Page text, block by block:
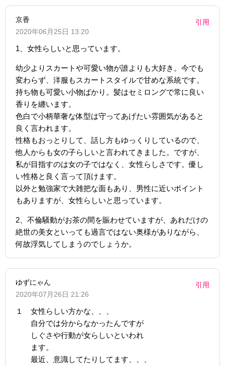
京香
2020年06月25日 13:20
引用
1、女性らしいと思っています。
幼少よりスカートや可愛い物が誰よりも大好き。今でも
変わらず、洋服もスカートスタイルで甘めな系統です。
持ち物も可愛い小物ばかり。髪はセミロングで常に良い
香りを纏います。
色白で小柄華奢な体型は守ってあげたい雰囲気があると
良く言われます。
性格もおっとりして、話し方もゆっくりしているので、
他人からも女の子らしいと言われてきました。ですが、
私が目指すのは女の子ではなく、女性らしさです。優し
い性格と良く言って頂けます。
以外と勉強家で大雑把な面もあり、男性に近いポイント
もありますが、女性らしいと思っています。
2、不倫騒動がお茶の間を賑わせていますが、あれだけの
絶世の美女といっても過言ではない奥様がありながら、
何故浮気してしまうのでしょうか。
ゆずにゃん
2020年07月26日 21:26
引用
１ 女性らしい方かな、、、
自分では分からなかったんですが
しぐさや行動が女らしいといわれ
ます。
最近、意識してたりしてます、、、